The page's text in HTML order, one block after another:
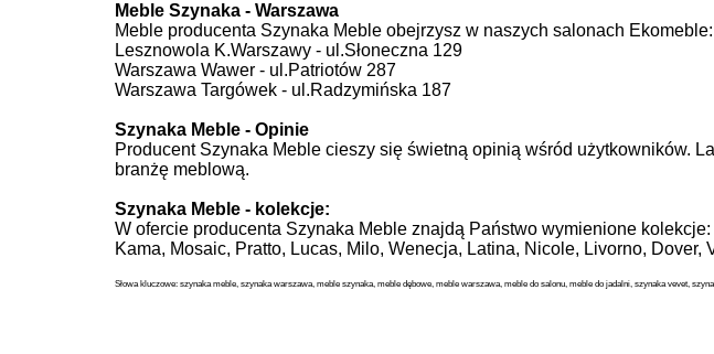
Meble Szynaka - Warszawa
Meble producenta Szynaka Meble obejrzysz w naszych salonach Ekomeble:
Lesznowola K.Warszawy - ul.Słoneczna 129
Warszawa Wawer - ul.Patriotów 287
Warszawa Targówek - ul.Radzymińska 187
Szynaka Meble - Opinie
Producent Szynaka Meble cieszy się świetną opinią wśród użytkowników.
branżę meblową.
Szynaka Meble - kolekcje:
W ofercie producenta Szynaka Meble znajdą Państwo wymienione
Kama, Mosaic, Pratto, Lucas, Milo, Wenecja, Latina, Nicole, Livorno,
Słowa kluczowe: szynaka meble, szynaka warszawa, meble szynaka, meble dębowe, meble warszawa, meble do salonu, meble do jadalni, szynaka vevet,